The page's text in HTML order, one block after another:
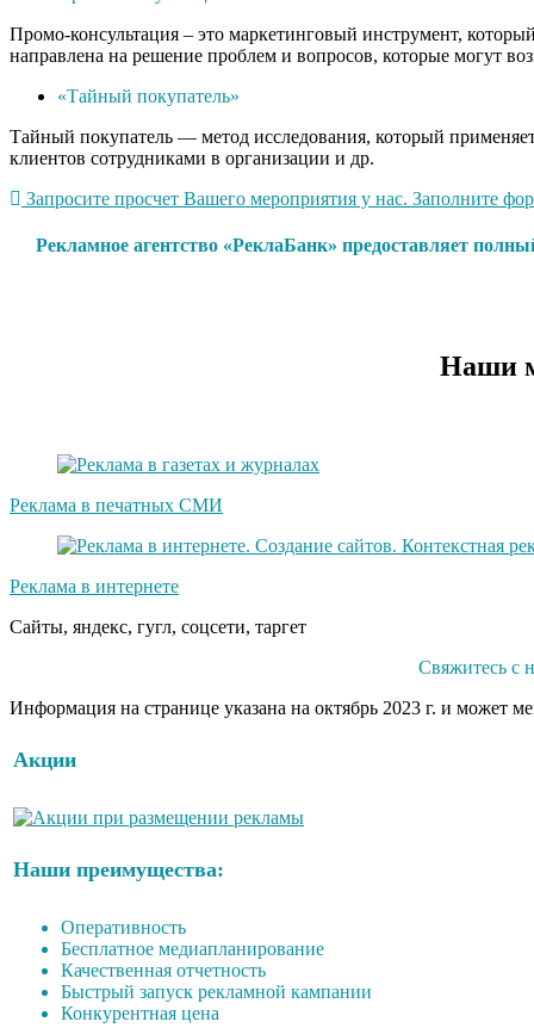
Промо-консультация – это маркетинговый инструмент,
направлена на решение проблем и вопросов, которые могут
«Тайный покупатель»
Тайный покупатель — метод исследования, который
клиентов сотрудниками в организации и др.
Запросите просчет Вашего мероприятия у нас. Заполните
Рекламное агентство «РеклаБанк» предоставляет
Наши
Реклама в печатных СМИ
Реклама в интернете
Сайты, яндекс, гугл, соцсети, таргет
Свяжитесь с
Информация на странице указана на октябрь 2023 г. и может
Акции
Наши преимущества:
Оперативность
Бесплатное медиапланирование
Качественная отчетность
Быстрый запуск рекламной кампании
Конкурентная цена